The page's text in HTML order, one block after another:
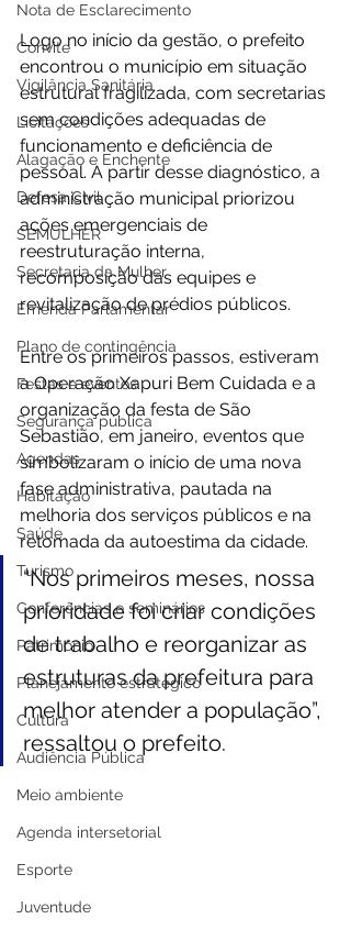
Nota de Esclarecimento
Convite
Vigilância Sanitária
Licitações
Alagação e Enchente
Defesa Civil
SEMULHER
Secretaria da Mulher
Emenda Parlamentar
Plano de contingência
Festas e eventos
Segurança pública
Agendas
Habitação
Saúde
Turismo
Conferências e seminários
Patrimônio
Planejamento estratégico
Cultura
Audiência Pública
Meio ambiente
Agenda intersetorial
Esporte
Juventude
Logo no início da gestão, o prefeito
encontrou o município em situação
estrutural fragilizada, com secretarias
sem condições adequadas de
funcionamento e deficiência de
pessoal. A partir desse diagnóstico, a
administração municipal priorizou
ações emergenciais de
reestruturação interna,
recomposição das equipes e
revitalização de prédios públicos.
Entre os primeiros passos, estiveram
a Operação Xapuri Bem Cuidada e a
organização da festa de São
Sebastião, em janeiro, eventos que
simbolizaram o início de uma nova
fase administrativa, pautada na
melhoria dos serviços públicos e na
retomada da autoestima da cidade.
“Nos primeiros meses, nossa
prioridade foi criar condições
de trabalho e reorganizar as
estruturas da prefeitura para
melhor atender a população”,
ressaltou o prefeito.